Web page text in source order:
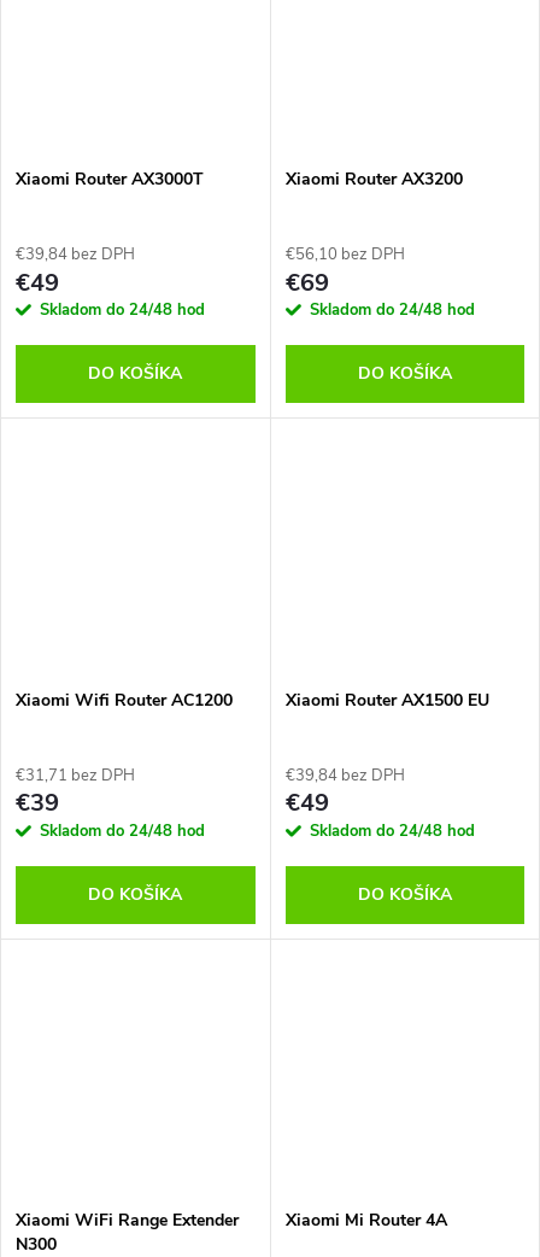
Xiaomi Router AX3000T
€39,84 bez DPH
€49
Skladom do 24/48 hod
DO KOŠÍKA
Xiaomi Router AX3200
€56,10 bez DPH
€69
Skladom do 24/48 hod
DO KOŠÍKA
Xiaomi Wifi Router AC1200
€31,71 bez DPH
€39
Skladom do 24/48 hod
DO KOŠÍKA
Xiaomi Router AX1500 EU
€39,84 bez DPH
€49
Skladom do 24/48 hod
DO KOŠÍKA
Xiaomi WiFi Range Extender
N300
Xiaomi Mi Router 4A